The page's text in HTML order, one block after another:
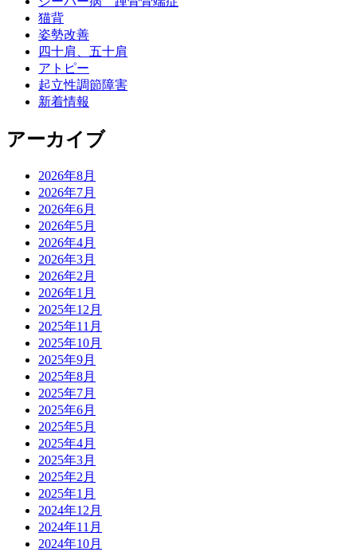
猫背
姿勢改善
四十肩、五十肩
アトピー
起立性調節障害
新着情報
アーカイブ
2026年8月
2026年7月
2026年6月
2026年5月
2026年4月
2026年3月
2026年2月
2026年1月
2025年12月
2025年11月
2025年10月
2025年9月
2025年8月
2025年7月
2025年6月
2025年5月
2025年4月
2025年3月
2025年2月
2025年1月
2024年12月
2024年11月
2024年10月